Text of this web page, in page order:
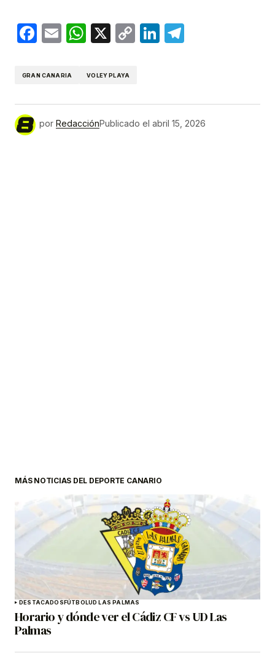
Facebook
EmailWhatsApp
X
CopyLinkedIn
GRAN CANARIA VOLEY PLAYA
por RedacciónPublicado el abril 15, 2026
MÁS NOTICIAS DEL DEPORTE CANARIO
DESTACADOSFÚTBOLUD LAS PALMAS
Horario y dónde ver el Cádiz CF vs UD Las
Palmas